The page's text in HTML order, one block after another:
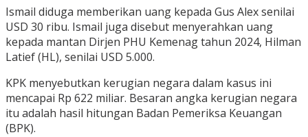
Ismail diduga memberikan uang kepada Gus Alex senilai
USD 30 ribu. Ismail juga disebut menyerahkan uang
kepada mantan Dirjen PHU Kemenag tahun 2024, Hilman
Latief (HL), senilai USD 5.000.
KPK menyebutkan kerugian negara dalam kasus ini
mencapai Rp 622 miliar. Besaran angka kerugian negara
itu adalah hasil hitungan Badan Pemeriksa Keuangan
(BPK).